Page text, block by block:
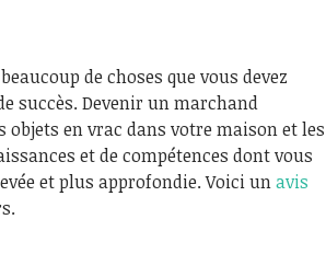
de choses que vous devez
succès. Devenir un marchand
objets en vrac dans votre maison et les
et de compétences dont vous
et plus approfondie. Voici unavis